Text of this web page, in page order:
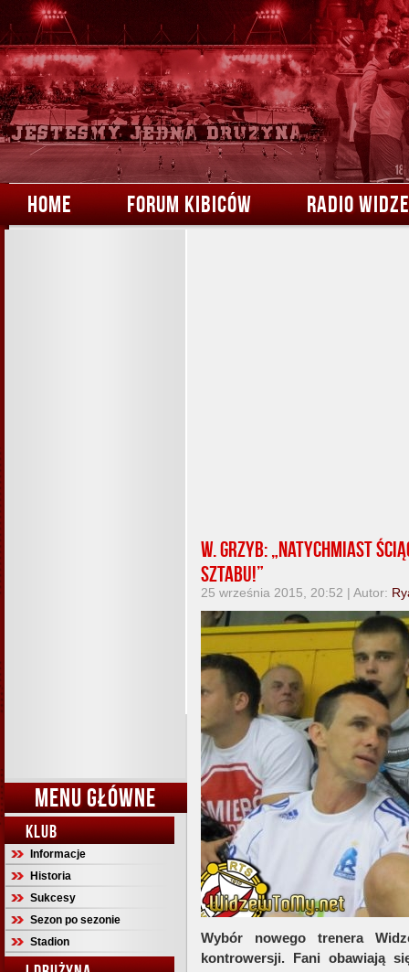
HOME FORUM KIBICÓW RADIO
MENU GŁÓWNE
KLUB
Informacje
Historia
Sukcesy
Sezon po sezonie
Stadion
W. Grzyb: „Natychmiast
sztabu!”
25 września 2015, 20:52 | Autor:
Wybór nowego trenera
kontrowersji. Fani obawiają